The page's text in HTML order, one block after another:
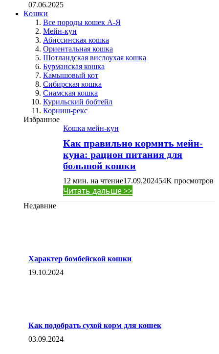
07.06.2025
Кошки
Все породы кошек А-Я
Мейн-кун
Абиссинская кошка
Ориентальная кошка
Шотландская вислоухая кошка
Бурманская кошка
Камышовый кот
Сибирская кошка
Сиамская кошка
Курильский бобтейл
Корниш-рекс
Избранное
Кошка мейн-кун
Как правильно кормить мейн-
куна: рацион питания для
большой кошки
12 мин. на чтение17.09.202454Kпросмотров
Читать дальше >>
Недавние
Характер бомбейской кошки
19.10.2024
Как подобрать сухой корм для кошек
03.09.2024